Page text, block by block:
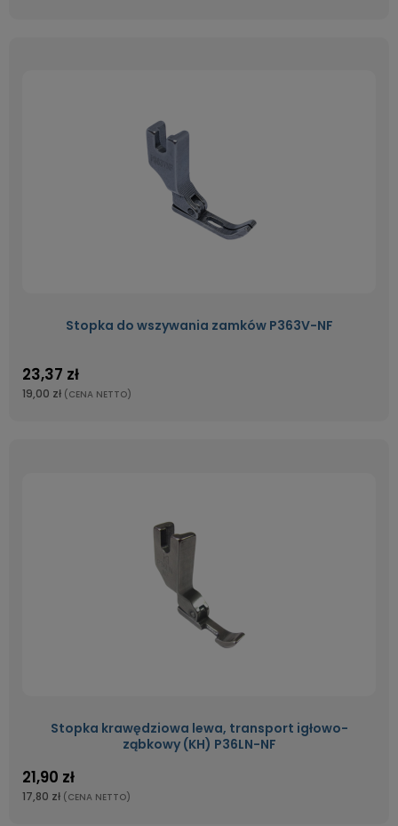
Stopka do wszywania zamków P363V-NF
23,37 zł
19,00 zł (CENA NETTO)
Stopka krawędziowa lewa, transport igłowo-
ząbkowy (KH) P36LN-NF
21,90 zł
17,80 zł (CENA NETTO)